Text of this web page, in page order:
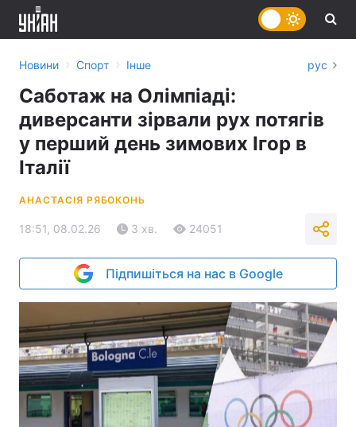
Новини › Спорт › Інше рус
Саботаж на Олімпіаді:
диверсанти зірвали рух потягів
у перший день зимових Ігор в
Італії
АНАСТАСІЯ РЯБОКОНЬ
18:51, 08.02.26 3 хв. 24051
Підпишіться на нас в Google